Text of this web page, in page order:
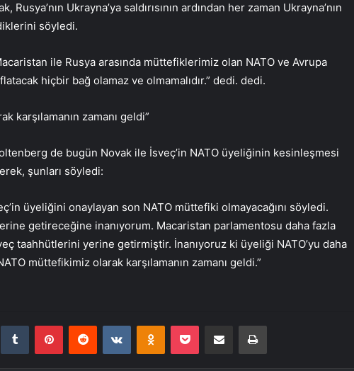
Ukrayna’ya saldırısının ardından her zaman Ukrayna’nın
söyledi.
ile Rusya arasında müttefiklerimiz olan NATO ve Avrupa
hiçbir bağ olamaz ve olmamalıdır.” dedi. dedi.
karşılamanın zamanı geldi”
de bugün Novak ile İsveç’in NATO üyeliğinin kesinleşmesi
şunları söyledi:
üyeliğini onaylayan son NATO müttefiki olmayacağını söyledi.
getireceğine inanıyorum. Macaristan parlamentosu daha fazla
taahhütlerini yerine getirmiştir. İnanıyoruz ki üyeliği NATO’yu daha
müttefikimiz olarak karşılamanın zamanı geldi.”
Tumblr PinterestReddit VKontakteOdnoklassniki
Pocket E-Posta ile paylaş Yazdır